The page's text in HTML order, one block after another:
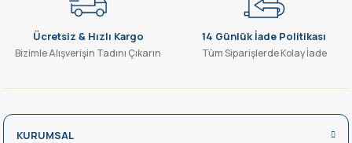
Ücretsiz & Hızlı Kargo
Bizimle Alışverişin Tadını Çıkarın
14 Günlük İade Politikası
Tüm Siparişlerde Kolay İade
KURUMSAL